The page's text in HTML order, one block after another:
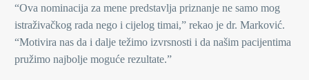
“Ova nominacija za mene predstavlja priznanje ne samo mog
istraživačkog rada nego i cijelog timai,” rekao je dr. Marković.
“Motivira nas da i dalje težimo izvrsnosti i da našim pacijentima
pružimo najbolje moguće rezultate.”